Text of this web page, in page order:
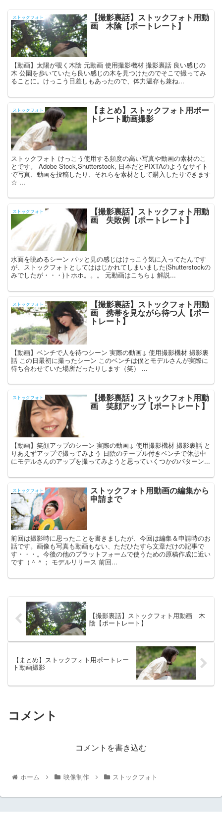
ストックフォト 【撮影裏話】ストックフォト用動
画 木陰【ポートレート】
【動画】太陽が覗く木陰 元動画 使用撮影機材 撮影裏話 良い感じの
木 公園を歩いていたら良い感じの木を見つけたのでそこで撮ってみ
ることに。けっこう日差しもあったので、体力温存も兼ね...
ストックフォト 【まとめ】ストックフォト用ポー
トレート動画撮影
ストックフォト けっこう使用する頻度の高い写真や動画の素材のこ
とです。 Adobe Stock,Shutterstock, 日本だとPIXTAのようなサイト
で写真、動画を投稿したり、それらを素材として購入したりできます
☆ ...
ストックフォト 【撮影裏話】ストックフォト用動
画 失敗例【ポートレート】
水面を眺めるシーン パッと見の感じはけっこう気に入ってたんです
が、ストックフォトとしてははじかれてしまいました(Shutterstockの
みでしたが・・・)トホホ。。。 元動画はこちら↓ 解説...
ストックフォト 【撮影裏話】ストックフォト用動
画 携帯を見ながら待つ人【ポー
トレート】
【動画】ベンチで人を待つシーン 実際の動画↓ 使用撮影機材 撮影裏
話 この日最初に撮ったシーン このベンチは僕とモデルさんが実際に
待ち合わせていた場所だったりします（笑） ...
ストックフォト 【撮影裏話】ストックフォト用動
画 笑顔アップ【ポートレート】
【動画】笑顔アップのシーン 実際の動画↓ 使用撮影機材 撮影裏話 と
りあえずアップで撮ってみよう 日陰のテーブル付きベンチで休憩中
にモデルさんのアップを撮ってみようと思っていくつかのパターン...
ストックフォト ストックフォト用動画の編集から
申請まで
前回は撮影時に思ったことを書きましたが、今回は編集＆申請時のお
話です。画像も写真も動画もない、ただひたすら文章だけの記事で
す・・・。今後の他のプラットフォームで使うための原稿作成に近い
です（＾＾； モデルリリース 前回...
【撮影裏話】ストックフォト用動画 木
陰【ポートレート】
【まとめ】ストックフォト用ポートレー
ト動画撮影
コメント
コメントを書き込む
ホーム 映像制作 ストックフォト